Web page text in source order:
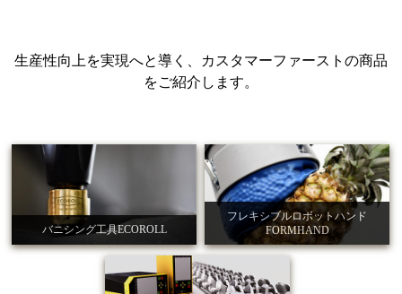
生産性向上を実現へと導く、カスタマーファーストの商品
をご紹介します。
バニシング工具ECOROLL
フレキシブルロボットハンド
FORMHAND